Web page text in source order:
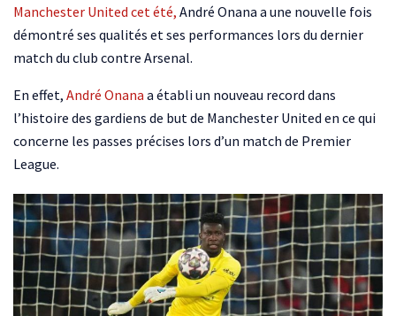
Manchester United cet été, André Onana a une nouvelle fois
démontré ses qualités et ses performances lors du dernier
match du club contre Arsenal.
En effet, André Onana a établi un nouveau record dans
l’histoire des gardiens de but de Manchester United en ce qui
concerne les passes précises lors d’un match de Premier
League.